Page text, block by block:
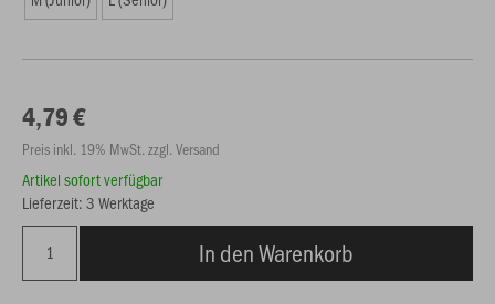
4,79 €
Preis inkl. 19% MwSt. zzgl. Versand
Artikel sofort verfügbar
Lieferzeit: 3 Werktage
In den Warenkorb